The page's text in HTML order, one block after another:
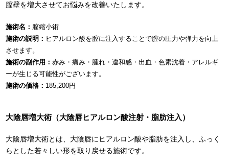
膣壁を増大させてお悩みを改善いたします。
施術名： 膣縮小術
施術の説明： ヒアルロン酸を膣に注入することで膣の圧力や弾力を向上
させます。
施術の副作用：赤み・痛み・腫れ・違和感・出血・色素沈着・アレルギ
ーが生じる可能性がございます。
施術の価格： 185,200円
大陰唇増大術（大陰唇ヒアルロン酸注射・脂肪注入）
大陰唇増大術とは、大陰唇にヒアルロン酸や脂肪を注入し、ふっく
らとした若々しい形を取り戻せる施術です。